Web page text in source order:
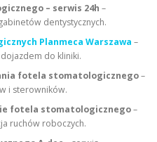
– serwis 24h –
dentystycznych.
Planmeca Warszawa –
do kliniki.
fotela stomatologicznego–
i sterowników.
fotela stomatologicznego–
ruchów roboczych.